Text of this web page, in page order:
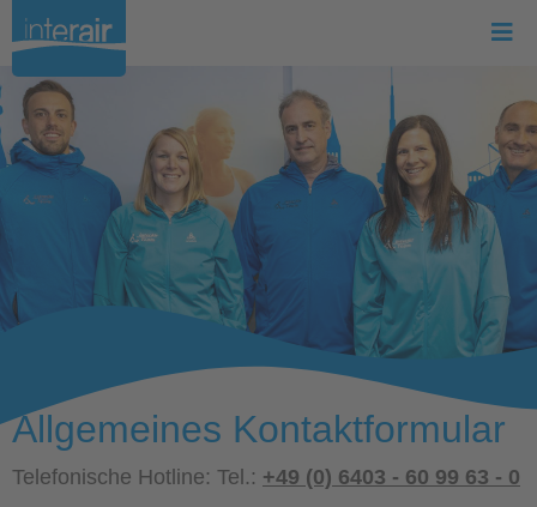
Allgemeines Kontaktformular
Telefonische Hotline: Tel.: +49 (0) 6403 - 60 99 63 - 0